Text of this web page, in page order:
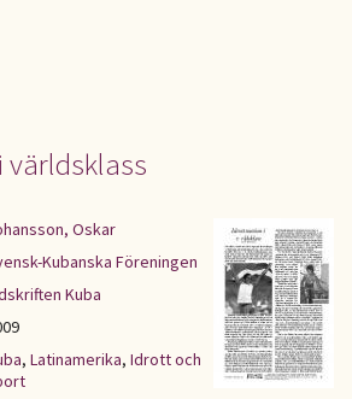
Oskar
Kubanska Föreningen
Kuba
, Latinamerika, Idrott och